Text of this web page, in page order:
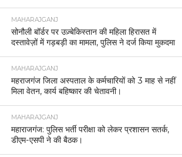
MAHARAJGANJ
सोनौली बॉर्डर पर उज़्बेकिस्तान की महिला हिरासत में
दस्तावेज़ों में गड़बड़ी का मामला, पुलिस ने दर्ज किया मुकदमा
MAHARAJGANJ
महराजगंज जिला अस्पताल के कर्मचारियों को 3 माह से नहीं
मिला वेतन, कार्य बहिष्कार की चेतावनी।
MAHARAJGANJ
महाराजगंज: पुलिस भर्ती परीक्षा को लेकर प्रशासन सतर्क,
डीएम-एसपी ने की बैठक।